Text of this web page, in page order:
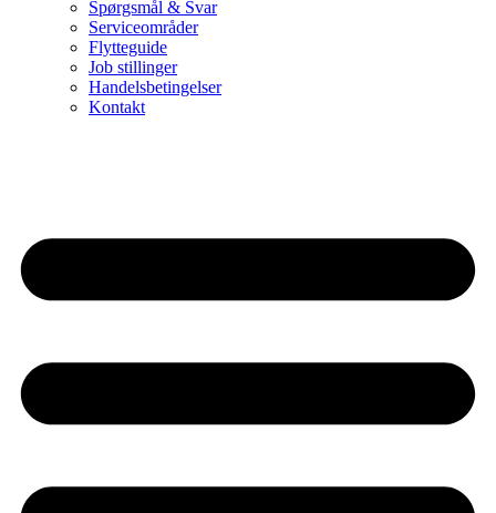
Spørgsmål & Svar
Serviceområder
Flytteguide
Job stillinger
Handelsbetingelser
Kontakt